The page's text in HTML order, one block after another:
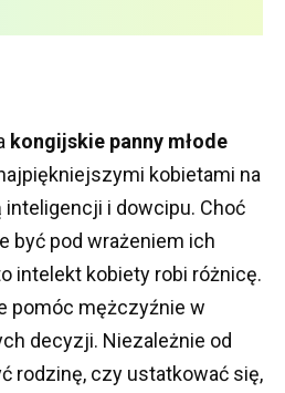
kongijskie panny młode
kobietami na
inteligencji i dowcipu. Choć
być pod wrażeniem ich
intelekt kobiety robi różnicę.
pomóc mężczyźnie w
decyzji. Niezależnie od
rodzinę, czy ustatkować się,